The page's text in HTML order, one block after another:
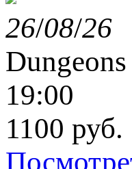
26/08/26
19:00
1100 руб.